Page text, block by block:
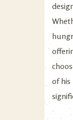
of his